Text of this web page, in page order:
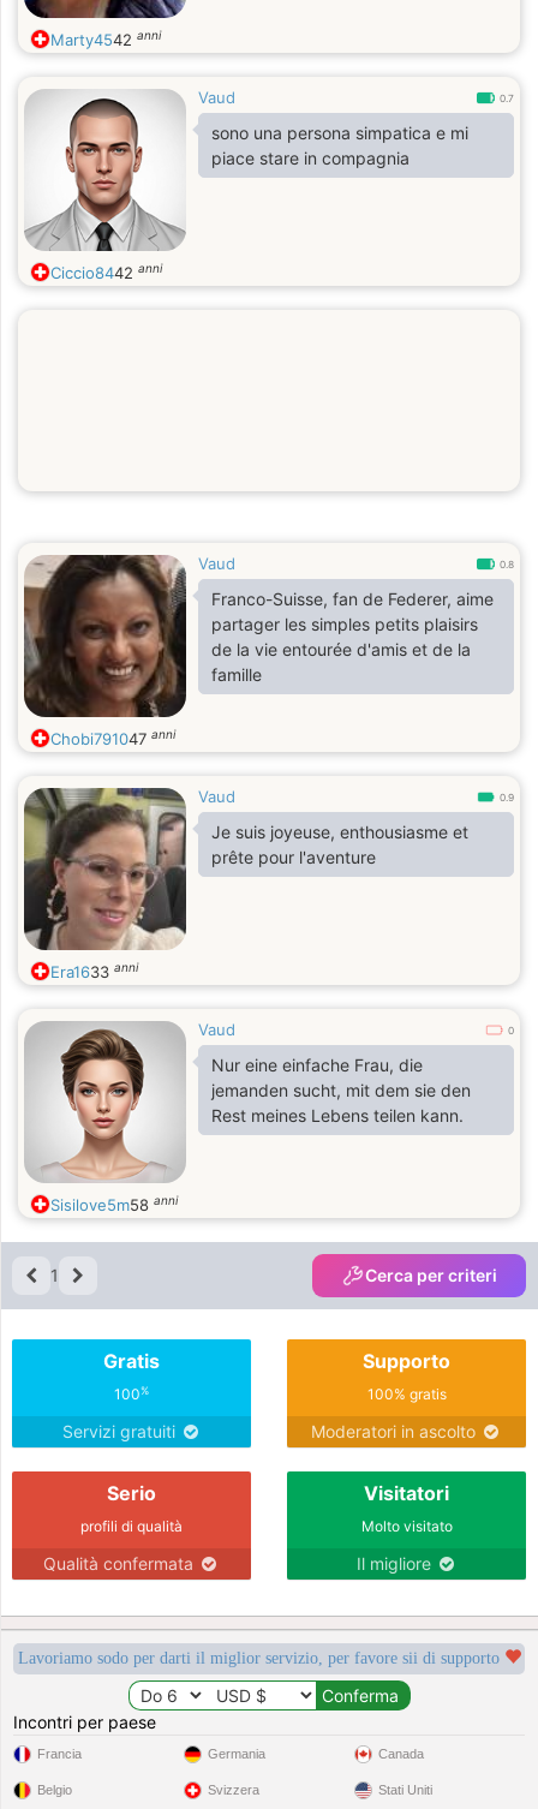
Marty4542 anni
Vaud 0.7
sono una persona simpatica e mi
piace stare in compagnia
Ciccio8442 anni
Vaud 0.8
Franco-Suisse, fan de Federer, aime
partager les simples petits plaisirs
de la vie entourée d'amis et de la
famille
Chobi791047 anni
Vaud 0.9
Je suis joyeuse, enthousiasme et
prête pour l'aventure
Era1633 anni
Vaud 0
Nur eine einfache Frau, die
jemanden sucht, mit dem sie den
Rest meines Lebens teilen kann.
Sisilove5m58 anni
1 Cerca per criteri
Gratis
100%
Servizi gratuiti
Supporto
100% gratis
Moderatori in ascolto
Serio
profili di qualità
Qualità confermata
Visitatori
Molto visitato
Il migliore
Lavoriamo sodo per darti il miglior servizio, per favore sii di supporto
Incontri per paese
Francia
Belgio
Germania
Svizzera
Canada
Stati Uniti